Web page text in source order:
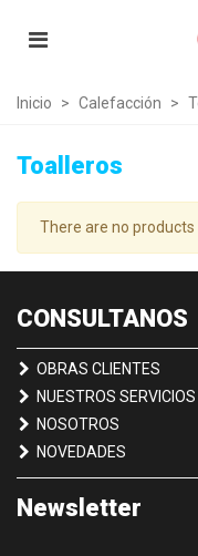
Inicio > Calefacción >
Toalleros
There are no products
CONSULTANOS
OBRAS CLIENTES
NUESTROS SERVICIOS
NOSOTROS
NOVEDADES
Newsletter